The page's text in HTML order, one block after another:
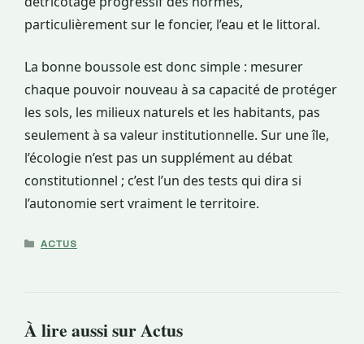
particulièrement sur le foncier, l’eau et le littoral.
La bonne boussole est donc simple : mesurer
chaque pouvoir nouveau à sa capacité de protéger
les sols, les milieux naturels et les habitants, pas
seulement à sa valeur institutionnelle. Sur une île,
l’écologie n’est pas un supplément au débat
constitutionnel ; c’est l’un des tests qui dira si
l’autonomie sert vraiment le territoire.
CATÉGORIES
ACTUS
À lire aussi sur Actus